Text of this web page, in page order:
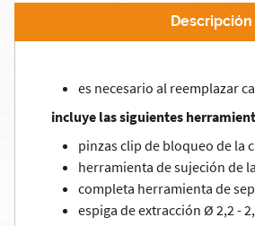
Descripción
es necesario al reemplazar
incluye las siguientes
pinzas clip de bloqueo de la
herramienta de sujeción de
completa herramienta de
espiga de extracción Ø 2,2 -